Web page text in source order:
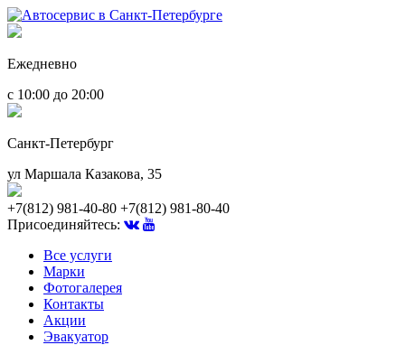
Ежедневно
с 10:00 до 20:00
Санкт-Петербург
ул Маршала Казакова, 35
+7(812) 981-40-80 +7(812) 981-80-40
Присоединяйтесь:
Все услуги
Марки
Фотогалерея
Контакты
Акции
Эвакуатор